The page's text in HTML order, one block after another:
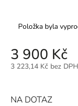
Položka byla
3 900 Kč
3 223,14 Kč bez DPH
NA DOTAZ